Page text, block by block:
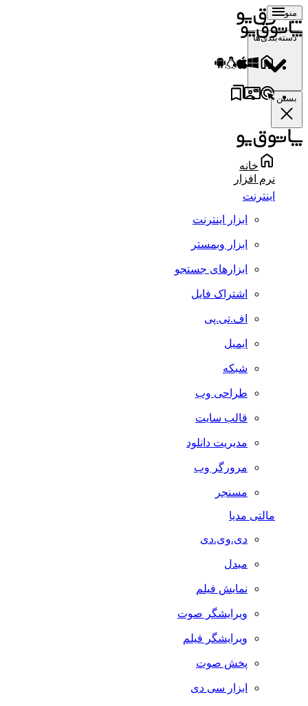
منو
دسته‌بندی‌ها
بستن
خانه
نرم افزار
اینترنت
ابزار اینترنت
ابزار وبمستر
ابزارهای جستجو
اشتراک فایل
اف.تی.پی
ایمیل
شبکه
طراحی وب
قالب سایت
مدیریت دانلود
مرورگر وب
مسنجر
مالتی مدیا
دی.وی.دی
مبدل
نمایش فیلم
ویرایشگر صوت
ویرایشگر فیلم
پخش صوت
ابزار سی دی